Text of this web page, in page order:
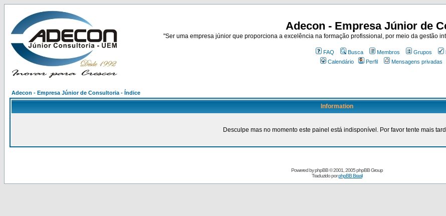
Adecon - Empresa Júnior de
"Ser uma empresa júnior que proporciona a excelência na formação profissional, por meio da gestão
FAQ Busca Membros Grupos
Calendário
Perfil Mensagens privadas
Adecon - Empresa Júnior de Consultoria - Índice
Information
Desculpe mas no momento este painel está indisponível. Por favor tente mais
Powered byphpBB© 2001, 2005 phpBB Group
Traduzido porphpBB Brasil